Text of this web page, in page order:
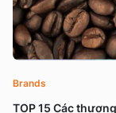
TOP 15 Các
Brands